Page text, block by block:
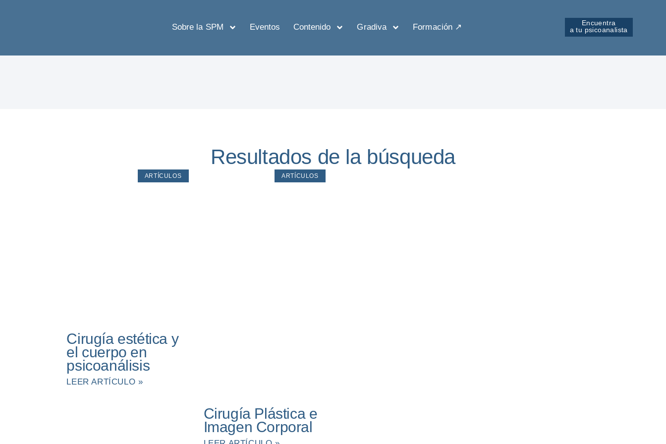
Sobre la SPM Eventos Contenido Gradiva Formación ↗︎
Encuentra
a tu psicoanalista
Resultados de la búsqueda
ARTÍCULOS
Cirugía estética y
el cuerpo en
psicoanálisis
LEER ARTÍCULO »
ARTÍCULOS
Cirugía Plástica e
Imagen Corporal